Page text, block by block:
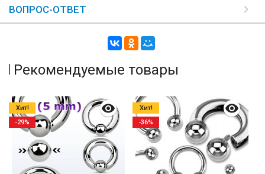
ВОПРОС-ОТВЕТ
Рекомендуемые товары
Хит!
-29%
Хит!
-36%